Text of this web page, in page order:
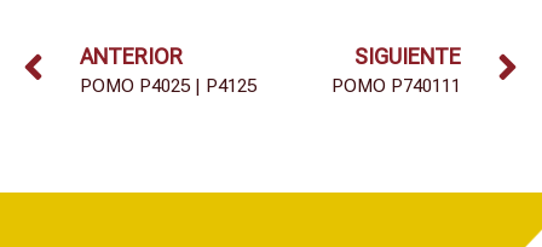
ANTERIOR
POMO P4025 | P4125
SIGUIENTE
POMO P740111